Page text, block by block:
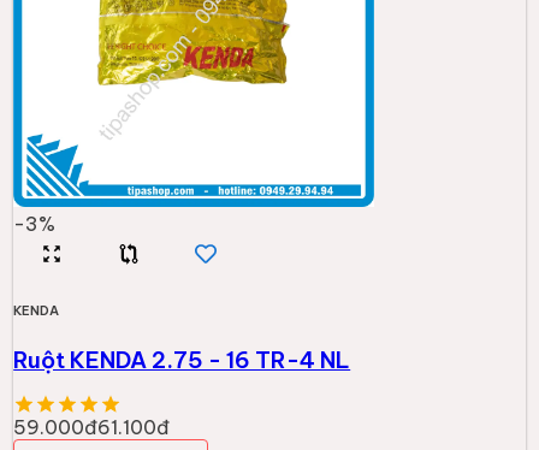
-3%
KENDA
Ruột KENDA 2.75 - 16 TR-4 NL
59.000đ61.100đ